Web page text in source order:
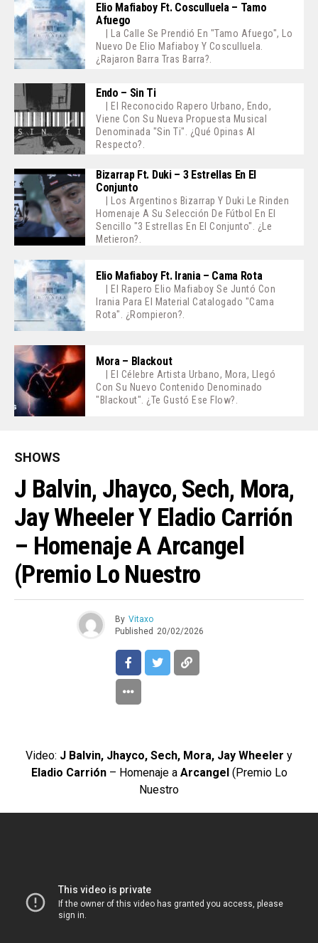
Elio Mafiaboy Ft. Cosculluela – Tamo
Afuego
| La Calle Se Prendió En "Tamo Afuego", Lo
Nuevo De Elio Mafiaboy Y Cosculluela.
¿Rajaron Barra Tras Barra?.
Endo – Sin Ti
| El Reconocido Rapero Urbano, Endo,
Viene Con Su Nueva Propuesta Musical
Denominada "Sin Ti". ¿Qué Opinas Al
Respecto?.
Bizarrap Ft. Duki – 3 Estrellas En El
Conjunto
| Los Argentinos Bizarrap Y Duki Le Rinden
Homenaje A Su Selección De Fútbol En El
Sencillo "3 Estrellas En El Conjunto". ¿Le
Metieron?.
Elio Mafiaboy Ft. Irania – Cama Rota
| El Rapero Elio Mafiaboy Se Juntó Con
Irania Para El Material Catalogado "Cama
Rota". ¿Rompieron?.
Mora – Blackout
| El Célebre Artista Urbano, Mora, Llegó
Con Su Nuevo Contenido Denominado
"Blackout". ¿Te Gustó Ese Flow?.
SHOWS
J Balvin, Jhayco, Sech, Mora,
Jay Wheeler Y Eladio Carrión
– Homenaje A Arcangel
(Premio Lo Nuestro
By Vitaxo
Published 20/02/2026
Video: J Balvin, Jhayco, Sech, Mora, Jay Wheeler y
Eladio Carrión– Homenaje a Arcangel (Premio Lo
Nuestro